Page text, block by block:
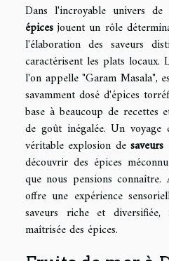
Dans l'incroyable univers
épicesjouent un rôle
l'élaboration des saveurs
caractérisent les plats locaux.
l'on appelle "Garam Masala",
savamment dosé d'épices
base à beaucoup de
de goût inégalée. Un
véritable explosion de
découvrir des épices
que nous pensions
offre une expérience
saveurs riche et
maîtrisée des épices.